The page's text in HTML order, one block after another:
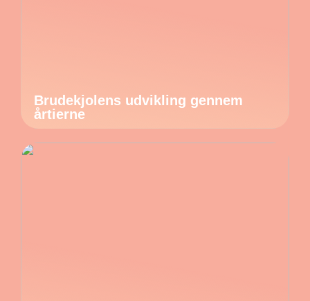
Brudekjolens udvikling gennem
årtierne